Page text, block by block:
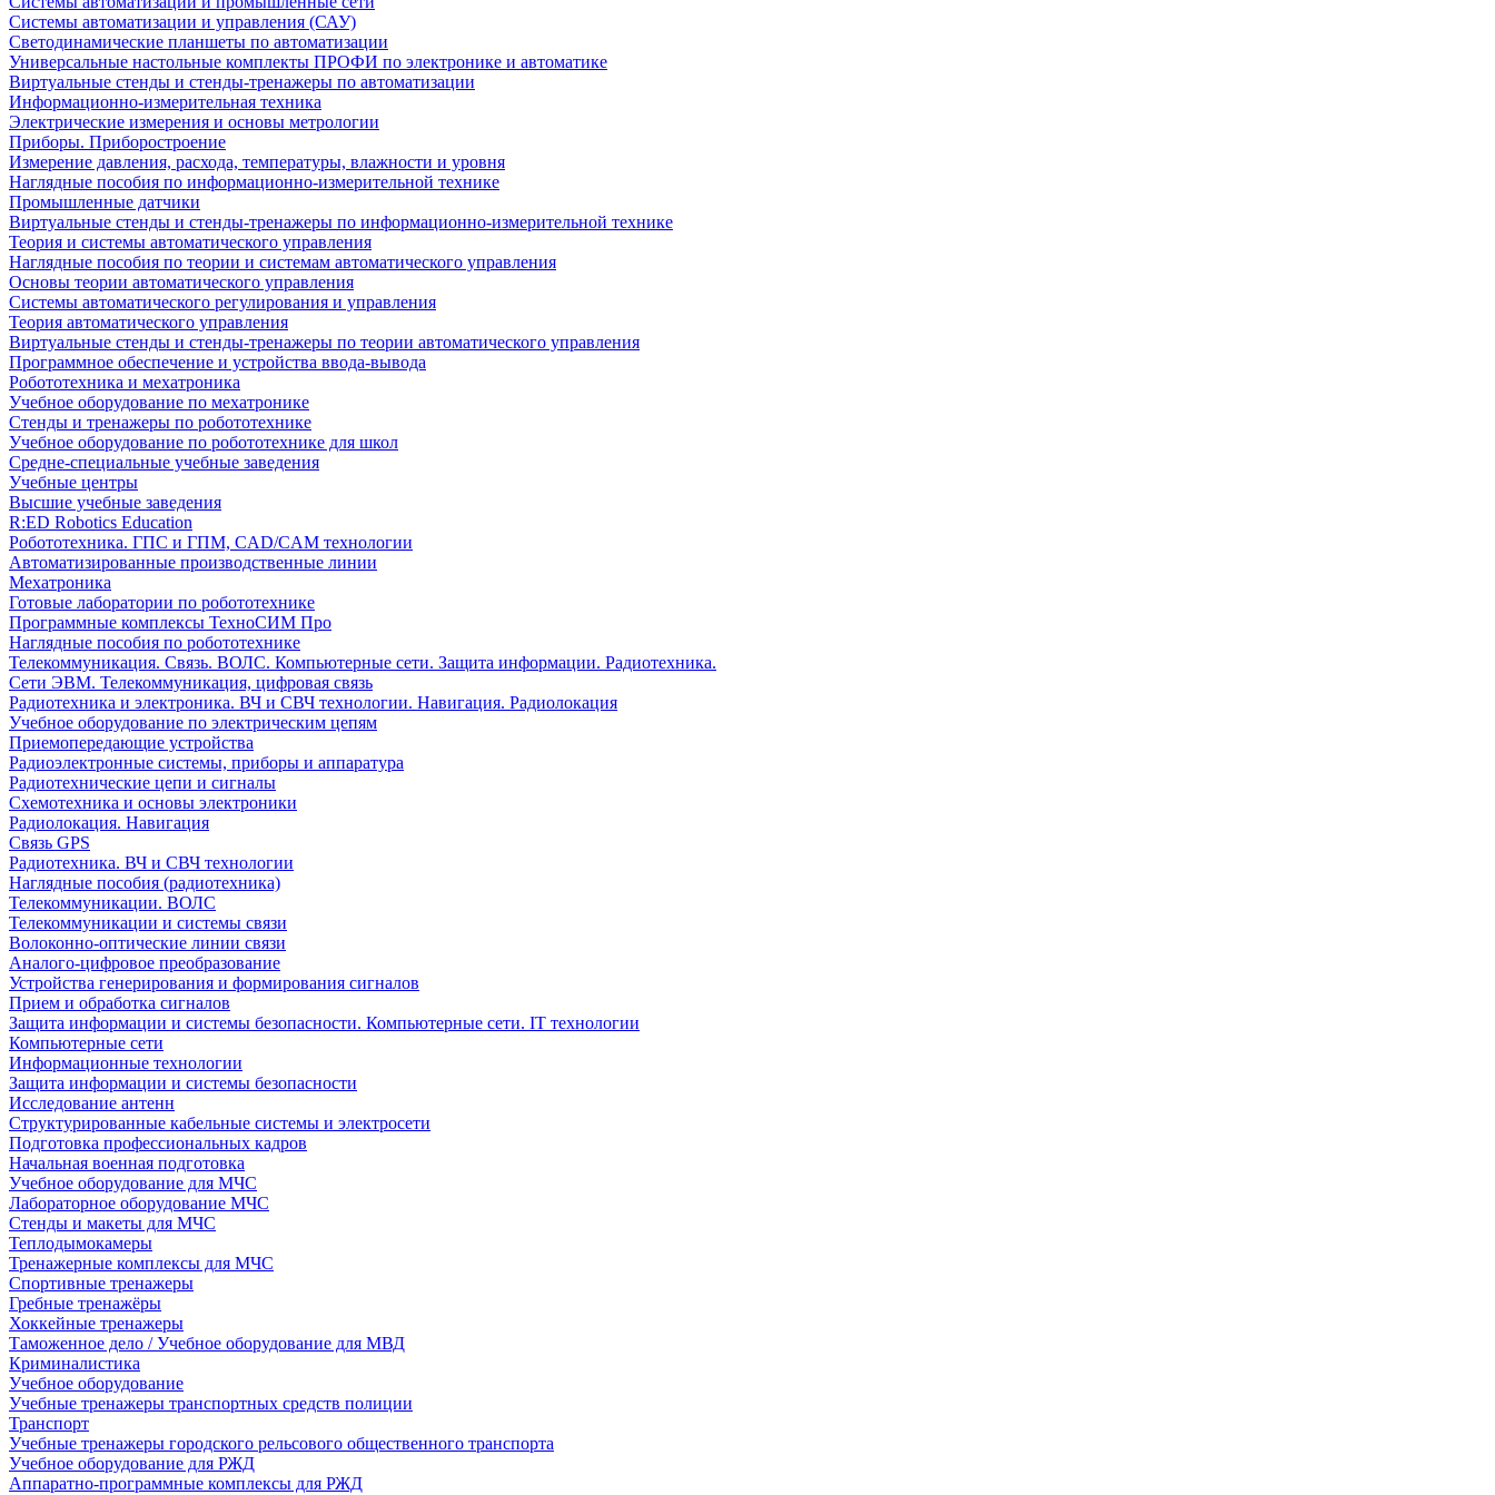
Системы автоматизации и управления (САУ)
Светодинамические планшеты по автоматизации
Универсальные настольные комплекты ПРОФИ по электронике и автоматике
Виртуальные стенды и стенды-тренажеры по автоматизации
Информационно-измерительная техника
Электрические измерения и основы метрологии
Приборы. Приборостроение
Измерение давления, расхода, температуры, влажности и уровня
Наглядные пособия по информационно-измерительной технике
Промышленные датчики
Виртуальные стенды и стенды-тренажеры по информационно-измерительной технике
Теория и системы автоматического управления
Наглядные пособия по теории и системам автоматического управления
Основы теории автоматического управления
Системы автоматического регулирования и управления
Теория автоматического управления
Виртуальные стенды и стенды-тренажеры по теории автоматического управления
Программное обеспечение и устройства ввода-вывода
Робототехника и мехатроника
Учебное оборудование по мехатронике
Стенды и тренажеры по робототехнике
Учебное оборудование по робототехнике для школ
Средне-специальные учебные заведения
Учебные центры
Высшие учебные заведения
R:ED Robotics Education
Робототехника. ГПС и ГПМ, CAD/CAM технологии
Автоматизированные производственные линии
Мехатроника
Готовые лаборатории по робототехнике
Программные комплексы ТехноСИМ Про
Наглядные пособия по робототехнике
Телекоммуникация. Связь. ВОЛС. Компьютерные сети. Защита информации. Радиотехника.
Сети ЭВМ. Телекоммуникация, цифровая связь
Радиотехника и электроника. ВЧ и СВЧ технологии. Навигация. Радиолокация
Учебное оборудование по электрическим цепям
Приемопередающие устройства
Радиоэлектронные системы, приборы и аппаратура
Радиотехнические цепи и сигналы
Схемотехника и основы электроники
Радиолокация. Навигация
Связь GPS
Радиотехника. ВЧ и СВЧ технологии
Наглядные пособия (радиотехника)
Телекоммуникации. ВОЛС
Телекоммуникации и системы связи
Волоконно-оптические линии связи
Аналого-цифровое преобразование
Устройства генерирования и формирования сигналов
Прием и обработка сигналов
Защита информации и системы безопасности. Компьютерные сети. IT технологии
Компьютерные сети
Информационные технологии
Защита информации и системы безопасности
Исследование антенн
Структурированные кабельные системы и электросети
Подготовка профессиональных кадров
Начальная военная подготовка
Учебное оборудование для МЧС
Лабораторное оборудование МЧС
Стенды и макеты для МЧС
Теплодымокамеры
Тренажерные комплексы для МЧС
Спортивные тренажеры
Гребные тренажёры
Хоккейные тренажеры
Таможенное дело / Учебное оборудование для МВД
Криминалистика
Учебное оборудование
Учебные тренажеры транспортных средств полиции
Транспорт
Учебные тренажеры городского рельсового общественного транспорта
Учебное оборудование для РЖД
Аппаратно-программные комплексы для РЖД